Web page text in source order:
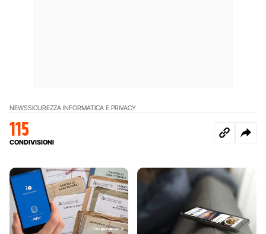
NEWSSICUREZZA INFORMATICA E PRIVACY
115
CONDIVISIONI